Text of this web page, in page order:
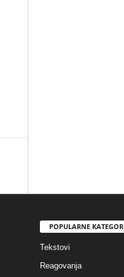
POPULARNE
Tekstovi
Reagovanja